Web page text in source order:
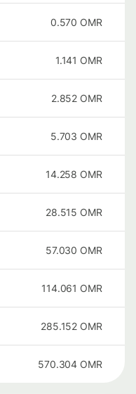
0.570 OMR
1.141 OMR
2.852 OMR
5.703 OMR
14.258 OMR
28.515 OMR
57.030 OMR
114.061 OMR
285.152 OMR
570.304 OMR